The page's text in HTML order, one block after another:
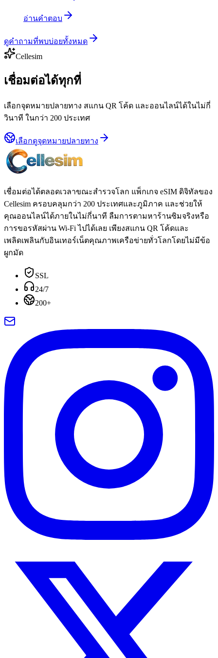
อ่านคำตอบ
ดูคำถามที่พบบ่อยทั้งหมด
Cellesim
เชื่อมต่อได้ทุกที่
เลือกจุดหมายปลายทาง สแกน QR โค้ด และออนไลน์ได้ในไม่กี่
วินาที ในกว่า 200 ประเทศ
เลือกดูจุดหมายปลายทาง
เชื่อมต่อได้ตลอดเวลาขณะสำรวจโลก แพ็กเกจ eSIM ดิจิทัลของ
Cellesim ครอบคลุมกว่า 200 ประเทศและภูมิภาค และช่วยให้
คุณออนไลน์ได้ภายในไม่กี่นาที ลืมการตามหาร้านซิมจริงหรือ
การขอรหัสผ่าน Wi-Fi ไปได้เลย เพียงสแกน QR โค้ดและ
เพลิดเพลินกับอินเทอร์เน็ตคุณภาพเครือข่ายทั่วโลกโดยไม่มีข้อ
ผูกมัด
SSL
24/7
200+